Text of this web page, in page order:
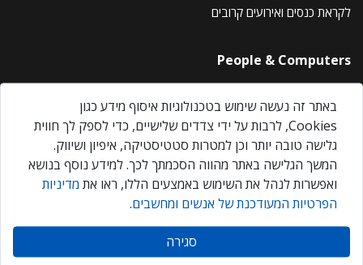
לקראת כנסים ואירועים קרובים
People & Computers
About Us
Privacy Policy
Contact Us
Our Events
אנשים ומחשבים © 2026 – כל הזכויות שמורות
באתר זה נעשה שימוש בטכנולוגיות איסוף מידע כגון
Cookies, לרבות על ידי צדדים שלישיים, כדי לספק לך חווית
גלישה טובה יותר וכן למטרות סטטיסטיקה, איפיון ושיווק.
המשך הגלישה באתר מהווה הסכמתך לכך. למידע נוסף בנושא
ואפשרות לנהל את השימוש באמצעים הללו, ראו את מדיניות
הפרטיות המעודכנת של אנשים ומחשבים.
סגירה